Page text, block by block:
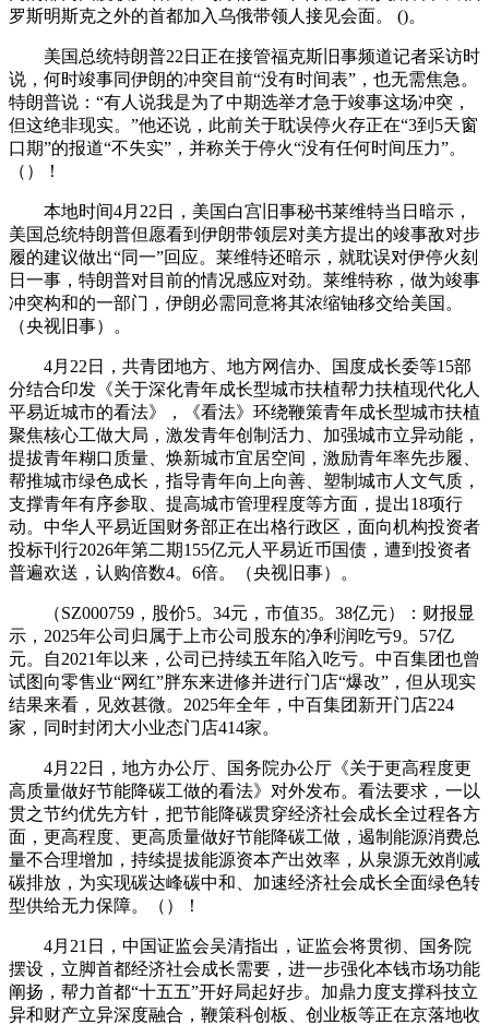
罗斯明斯克之外的首都加入乌俄带领人接见会面。 ()。
美国总统特朗普22日正在接管福克斯旧事频道记者采访时
说，何时竣事同伊朗的冲突目前“没有时间表”，也无需焦急。
特朗普说：“有人说我是为了中期选举才急于竣事这场冲突，
但这绝非现实。”他还说，此前关于耽误停火存正在“3到5天窗
口期”的报道“不失实”，并称关于停火“没有任何时间压力”。
（）！
本地时间4月22日，美国白宫旧事秘书莱维特当日暗示，
美国总统特朗普但愿看到伊朗带领层对美方提出的竣事敌对步
履的建议做出“同一”回应。莱维特还暗示，就耽误对伊停火刻
日一事，特朗普对目前的情况感应对劲。莱维特称，做为竣事
冲突构和的一部门，伊朗必需同意将其浓缩铀移交给美国。
（央视旧事）。
4月22日，共青团地方、地方网信办、国度成长委等15部
分结合印发《关于深化青年成长型城市扶植帮力扶植现代化人
平易近城市的看法》，《看法》环绕鞭策青年成长型城市扶植
聚焦核心工做大局，激发青年创制活力、加强城市立异动能，
提拔青年糊口质量、焕新城市宜居空间，激励青年率先步履、
帮推城市绿色成长，指导青年向上向善、塑制城市人文气质，
支撑青年有序参取、提高城市管理程度等方面，提出18项行
动。中华人平易近国财务部正在出格行政区，面向机构投资者
投标刊行2026年第二期155亿元人平易近币国债，遭到投资者
普遍欢送，认购倍数4。6倍。（央视旧事）。
（SZ000759，股价5。34元，市值35。38亿元）：财报显
示，2025年公司归属于上市公司股东的净利润吃亏9。57亿
元。自2021年以来，公司已持续五年陷入吃亏。中百集团也曾
试图向零售业“网红”胖东来进修并进行门店“爆改”，但从现实
结果来看，见效甚微。2025年全年，中百集团新开门店224
家，同时封闭大小业态门店414家。
4月22日，地方办公厅、国务院办公厅《关于更高程度更
高质量做好节能降碳工做的看法》对外发布。看法要求，一以
贯之节约优先方针，把节能降碳贯穿经济社会成长全过程各方
面，更高程度、更高质量做好节能降碳工做，遏制能源消费总
量不合理增加，持续提拔能源资本产出效率，从泉源无效削减
碳排放，为实现碳达峰碳中和、加速经济社会成长全面绿色转
型供给无力保障。（）！
4月21日，中国证监会吴清指出，证监会将贯彻、国务院
摆设，立脚首都经济社会成长需要，进一步强化本钱市场功能
阐扬，帮力首都“十五五”开好局起好步。加鼎力度支撑科技立
异和财产立异深度融合，鞭策科创板、创业板等正在京落地收